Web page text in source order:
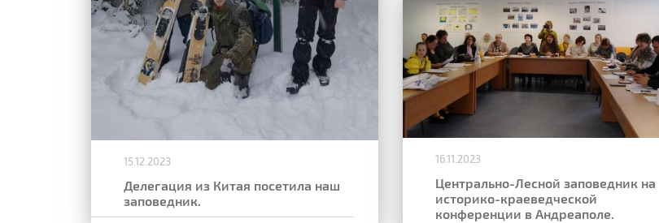
15.12.2023
Делегация из Китая посетила наш
заповедник.
16.11.2023
Центрально-Лесной заповедник на
историко-краеведческой
конференции в Андреаполе.